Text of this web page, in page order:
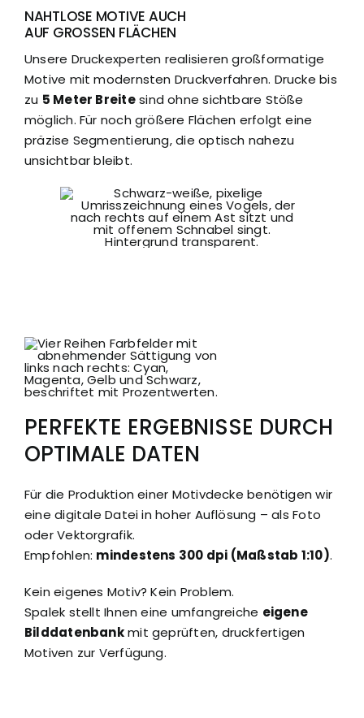
NAHTLOSE MOTIVE AUCH
AUF GROSSEN FLÄCHEN
Unsere Druckexperten realisieren großformatige
Motive mit modernsten Druckverfahren. Drucke bis
zu 5 Meter Breitesind ohne sichtbare Stöße
möglich. Für noch größere Flächen erfolgt eine
präzise Segmentierung, die optisch nahezu
unsichtbar bleibt.
PERFEKTE ERGEBNISSE DURCH
OPTIMALE DATEN
Für die Produktion einer Motivdecke benötigen wir
eine digitale Datei in hoher Auflösung – als Foto
oder Vektorgrafik.
Empfohlen: mindestens 300 dpi (Maßstab 1:10).
Kein eigenes Motiv? Kein Problem.
Spalek stellt Ihnen eine umfangreiche eigene
Bilddatenbankmit geprüften, druckfertigen
Motiven zur Verfügung.